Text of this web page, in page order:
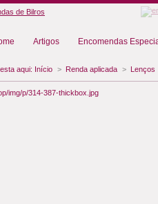
Artigos Encomendas
aqui: Início > Renda aplicada > Lenços